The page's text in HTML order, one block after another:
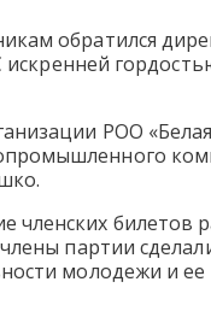
обратился
РОО
билетов
партии
молодежи и ее